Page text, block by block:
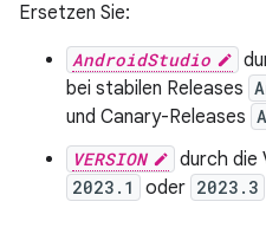
Ersetzen Sie:
AndroidStudio
bei stabilen Releases
und Canary-Releases
VERSION durch die
2023.1 oder 2023.3